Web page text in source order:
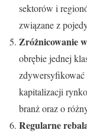
sektorów i
związane z
Zróżnicowanie
obrębie jednej
zdywersyfikować
kapitalizacji
branż oraz o
Regularne